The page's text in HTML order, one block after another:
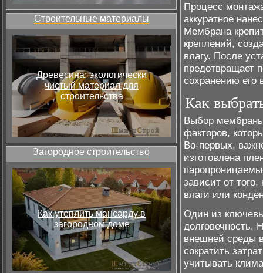
Строительные материалы
Древесина: экологически
чистый материал для
строительства
Загородное строительство
Как утеплить мансарду в
загородном доме
Процесс
аккуратное
Мембрана
креплений,
влагу. После
предотвращает
сохранению его
Как
Выбор мембраны
факторов,
Во-первых,
изготовлена
зависит от
влаги или
Один из
долговечность.
внешней среды
сократить
учитывать